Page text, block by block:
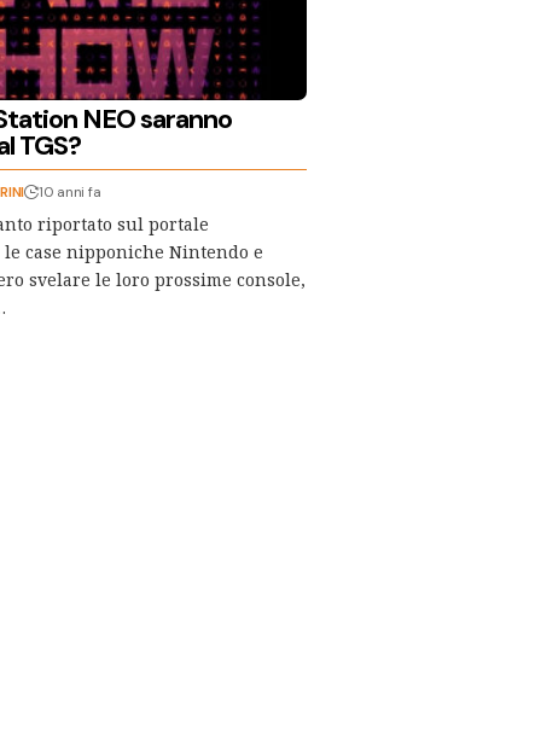
NEO saranno
TGS?
10 anni fa
riportato sul portale
le case nipponiche Nintendo e
svelare le loro prossime console,